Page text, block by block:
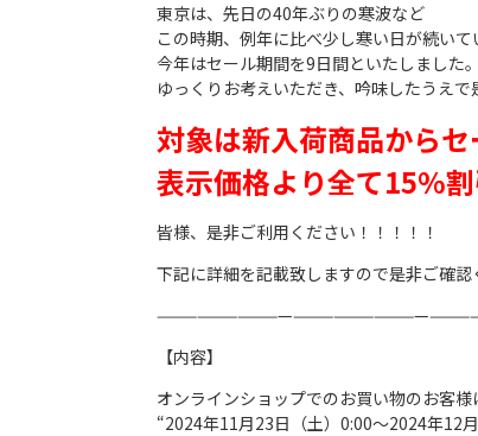
東京は、先日の40年ぶりの寒波など
この時期、例年に比べ少し寒い日が続いて
今年はセール期間を9日間といたしました。
ゆっくりお考えいただき、吟味したうえで
対象は新入荷商品からセ
表示価格より全て15%割
皆様、是非ご利用ください！！！！！
下記に詳細を記載致しますので是非ご確認
————————————————————
【内容】
オンラインショップでのお買い物のお客様
“2024年11月23日（土）0:00〜2024年12